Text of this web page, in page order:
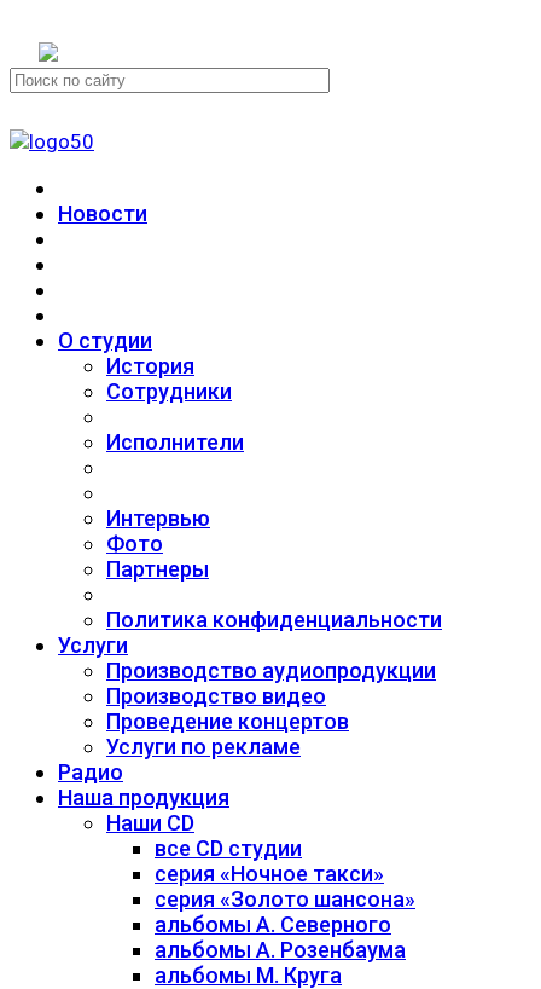
Новости
О студии
История
Сотрудники
Исполнители
Интервью
Фото
Партнеры
Политика конфиденциальности
Услуги
Производство аудиопродукции
Производство видео
Проведение концертов
Услуги по рекламе
Радио
Наша продукция
Наши CD
все CD студии
серия «Ночное такси»
серия «Золото шансона»
альбомы А. Северного
альбомы А. Розенбаума
альбомы М. Круга